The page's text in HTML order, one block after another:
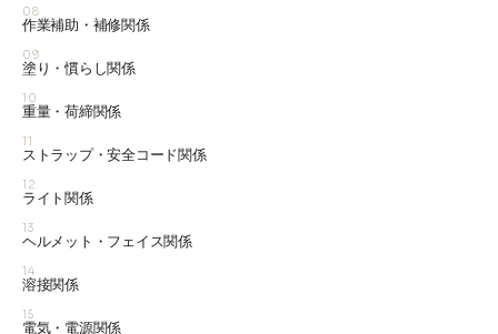
08
作業補助・補修関係
09
塗り・慣らし関係
10
重量・荷締関係
11
ストラップ・安全コード関係
12
ライト関係
13
ヘルメット・フェイス関係
14
溶接関係
15
電気・電源関係